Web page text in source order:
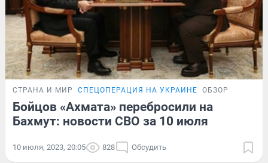
СТРАНА И МИР СПЕЦОПЕРАЦИЯ НА УКРАИНЕ ОБЗОР
Бойцов «Ахмата» перебросили на
Бахмут: новости СВО за 10 июля
10 июля, 2023, 20:05 828 Обсудить